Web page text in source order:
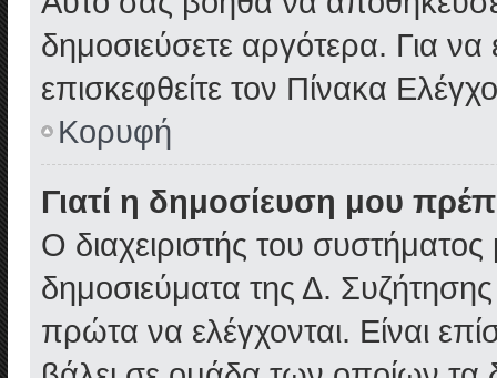
δημοσιεύσετε αργότερα. Για
επισκεφθείτε τον Πίνακα
Κορυφή
Γιατί η δημοσίευση μου
Ο διαχειριστής του
δημοσιεύματα της Δ.
πρώτα να ελέγχονται. Είναι